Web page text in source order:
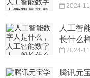
2024-
人工智
长什么
2024-
腾讯元